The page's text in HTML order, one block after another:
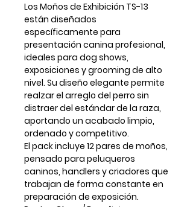
Los Moños de Exhibición TS-13
están diseñados
específicamente para
presentación canina profesional,
ideales para dog shows,
exposiciones y grooming de alto
nivel. Su diseño elegante permite
realzar el arreglo del perro sin
distraer del estándar de la raza,
aportando un acabado limpio,
ordenado y competitivo.
El pack incluye 12 pares de moños,
pensado para peluqueros
caninos, handlers y criadores que
trabajan de forma constante en
preparación de exposición.